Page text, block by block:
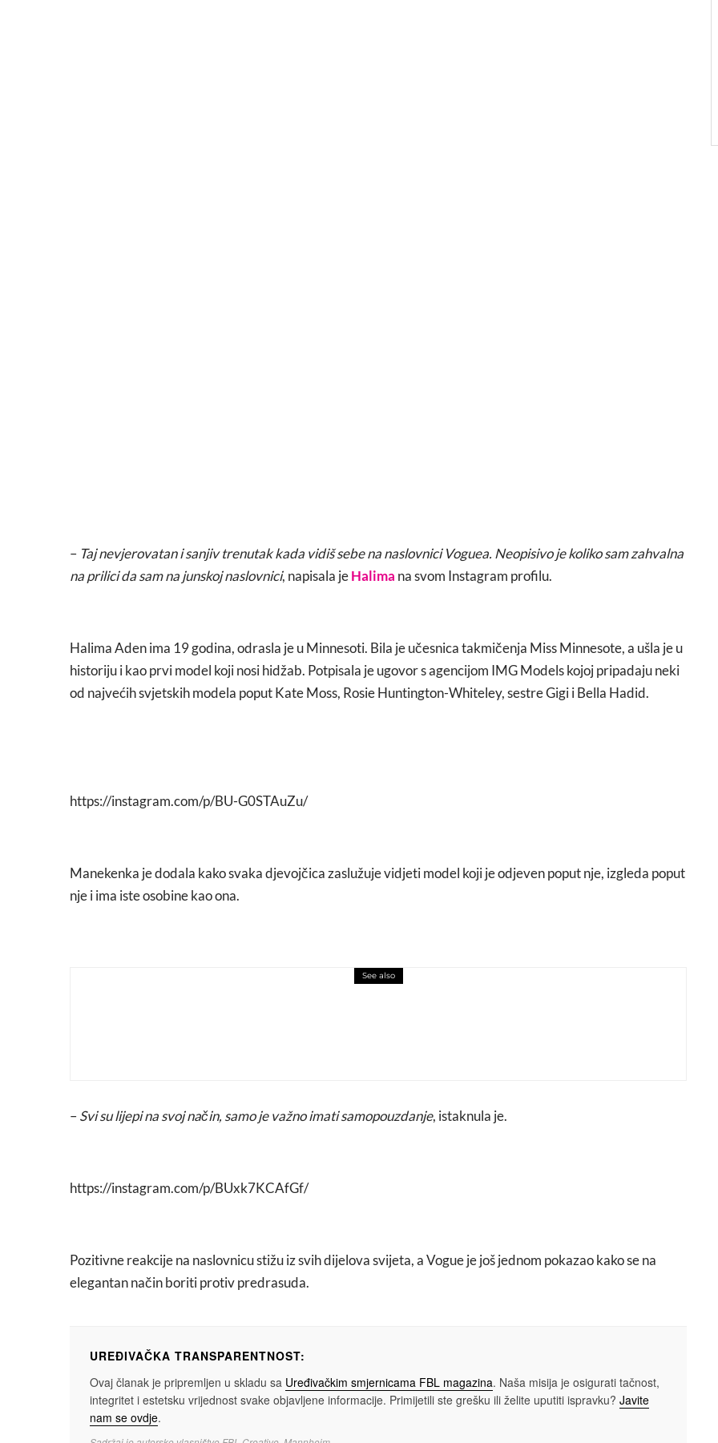
– Taj nevjerovatan i sanjiv trenutak kada vidiš sebe na naslovnici Voguea. Neopisivo je koliko sam zahvalna
na prilici da sam na junskoj naslovnici, napisala jeHalima na svom Instagram profilu.
Halima Aden ima 19 godina, odrasla je u Minnesoti. Bila je učesnica takmičenja Miss Minnesote, a ušla je u
historiju i kao prvi model koji nosi hidžab. Potpisala je ugovor s agencijom IMG Models kojoj pripadaju neki
od najvećih svjetskih modela poput Kate Moss, Rosie Huntington-Whiteley, sestre Gigi i Bella Hadid.
https://instagram.com/p/BU-G0STAuZu/
Manekenka je dodala kako svaka djevojčica zaslužuje vidjeti model koji je odjeven poput nje, izgleda poput
nje i ima iste osobine kao ona.
See also
–Svi su lijepi na svoj način, samo je važno imati samopouzdanje, istaknula je.
https://instagram.com/p/BUxk7KCAfGf/
Pozitivne reakcije na naslovnicu stižu iz svih dijelova svijeta, a Vogue je još jednom pokazao kako se na
elegantan način boriti protiv predrasuda.
UREĐIVAČKA TRANSPARENTNOST:
Ovaj članak je pripremljen u skladu sa Uređivačkim smjernicama FBL magazina. Naša misija je osigurati tačnost,
integritet i estetsku vrijednost svake objavljene informacije. Primijetili ste grešku ili želite uputiti ispravku? Javite
nam se ovdje.